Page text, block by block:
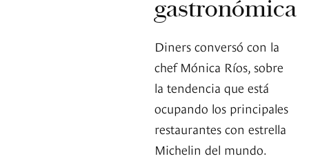
gastronómica
Diners conversó con la
chef Mónica Ríos, sobre
la tendencia que está
ocupando los principales
restaurantes con estrella
Michelin del mundo.